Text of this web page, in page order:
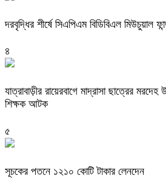
দরবৃদ্ধির শীর্ষে সিএপিএম বিডিবিএল মিউচুয়াল
৪
যাত্রাবাড়ীর রায়েরবাগে মাদ্রাসা ছাত্রের
শিক্ষক আটক
৫
সূচকের পতনে ১২১০ কোটি টাকার লেনদেন